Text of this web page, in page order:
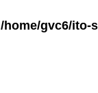
/home/gvc6/ito-